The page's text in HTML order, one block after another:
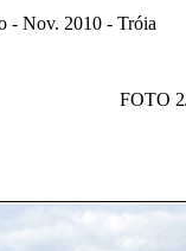
- Nov. 2010 - Tróia
FOTO